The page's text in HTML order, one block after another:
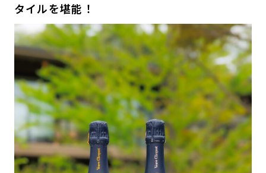
タイルを堪能！